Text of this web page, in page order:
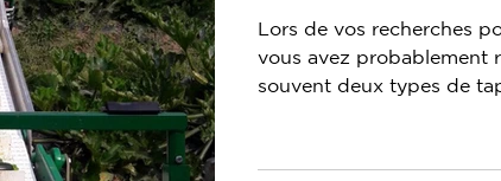
Lors de vos recherches
vous avez probablement
souvent deux types de